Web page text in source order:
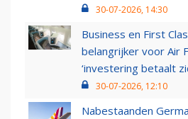
30-07-2026, 14:30
Business en First
belangrijker voor Air
‘investering betaalt
30-07-2026, 12:10
Nabestaanden